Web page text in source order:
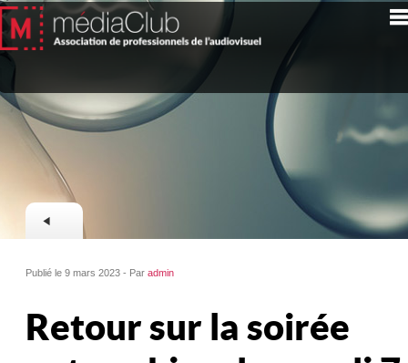
Publié le 9 mars 2023 - Paradmin
Retour sur la soirée